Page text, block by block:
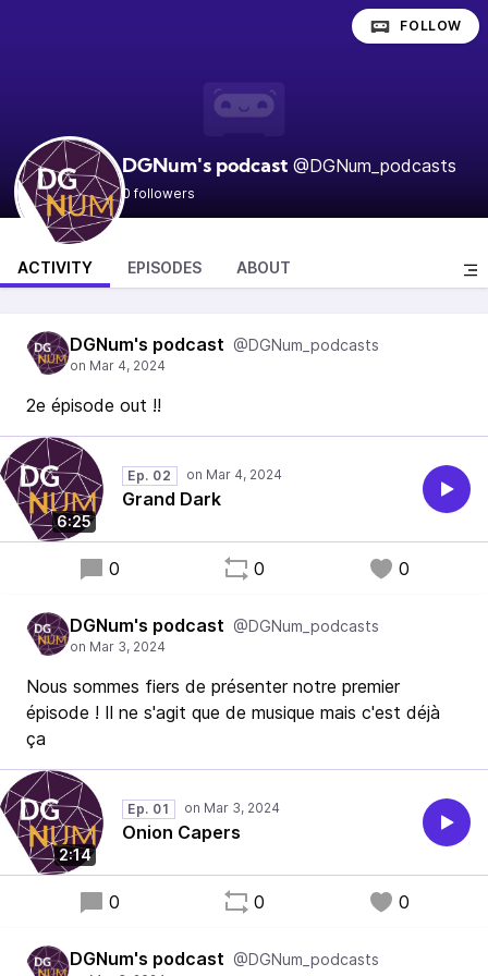
DGNum's podcast @DGNum_podcasts
0 followers
FOLLOW
ACTIVITY EPISODES ABOUT
DGNum's podcast @DGNum_podcasts
2e épisode out !!
6:25
Ep. 02
Grand Dark
0 0 0
DGNum's podcast @DGNum_podcasts
Nous sommes fiers de présenter notre premier
épisode ! Il ne s'agit que de musique mais c'est déjà
ça
2:14
Ep. 01
Onion Capers
0 0 0
DGNum's podcast @DGNum_podcasts